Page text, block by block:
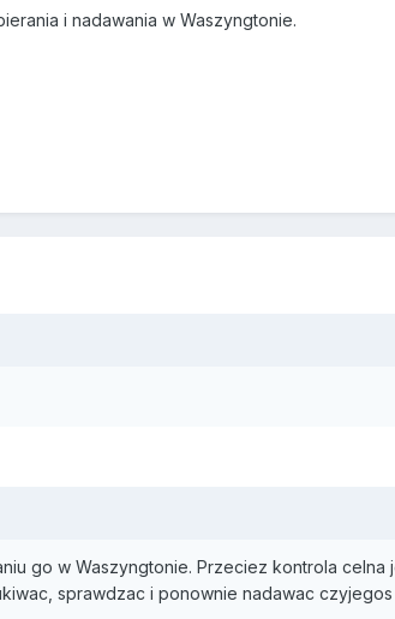
i nadawania w Waszyngtonie.
go w Waszyngtonie. Przeciez kontrola celna
sprawdzac i ponownie nadawac czyjegos